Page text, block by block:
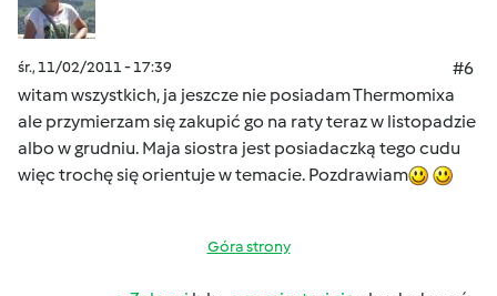
śr., 11/02/2011 - 17:39
#6
witam wszystkich, ja jeszcze nie posiadam Thermomixa
ale przymierzam się zakupić go na raty teraz w listopadzie
albo w grudniu. Maja siostra jest posiadaczką tego cudu
więc trochę się orientuje w temacie. Pozdrawiam
Góra strony